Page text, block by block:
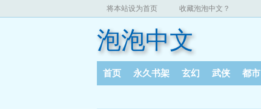
将本站设为首页 收藏泡泡中文？
泡泡中文
首页 永久书架 玄幻 武侠 都市